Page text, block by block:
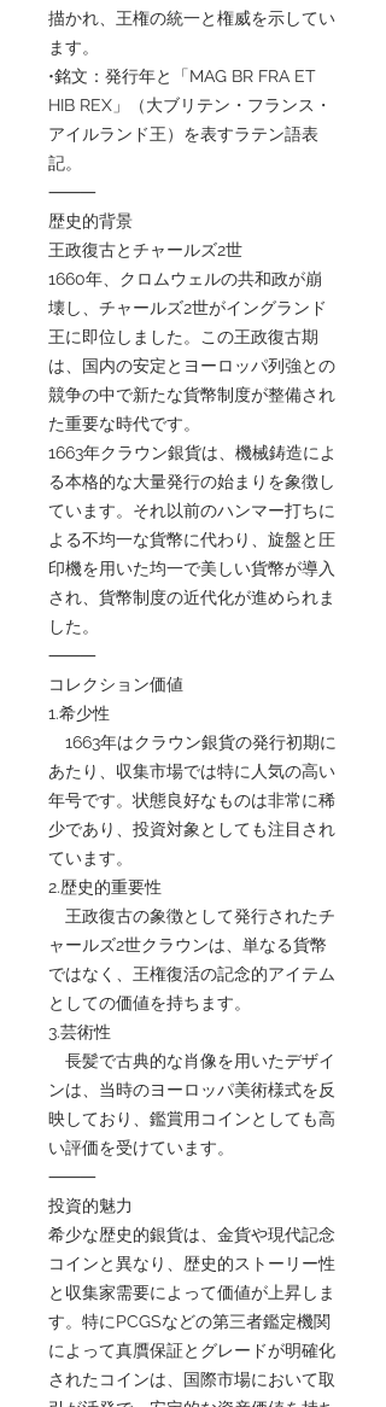
描かれ、王権の統一と権威を示してい
ます。
•銘文：発行年と「MAG BR FRA ET
HIB REX」（大ブリテン・フランス・
アイルランド王）を表すラテン語表
記。
⸻
歴史的背景
王政復古とチャールズ2世
1660年、クロムウェルの共和政が崩
壊し、チャールズ2世がイングランド
王に即位しました。この王政復古期
は、国内の安定とヨーロッパ列強との
競争の中で新たな貨幣制度が整備され
た重要な時代です。
1663年クラウン銀貨は、機械鋳造によ
る本格的な大量発行の始まりを象徴し
ています。それ以前のハンマー打ちに
よる不均一な貨幣に代わり、旋盤と圧
印機を用いた均一で美しい貨幣が導入
され、貨幣制度の近代化が進められま
した。
⸻
コレクション価値
1.希少性
1663年はクラウン銀貨の発行初期に
あたり、収集市場では特に人気の高い
年号です。状態良好なものは非常に稀
少であり、投資対象としても注目され
ています。
2.歴史的重要性
王政復古の象徴として発行されたチ
ャールズ2世クラウンは、単なる貨幣
ではなく、王権復活の記念的アイテム
としての価値を持ちます。
3.芸術性
長髪で古典的な肖像を用いたデザイ
ンは、当時のヨーロッパ美術様式を反
映しており、鑑賞用コインとしても高
い評価を受けています。
⸻
投資的魅力
希少な歴史的銀貨は、金貨や現代記念
コインと異なり、歴史的ストーリー性
と収集家需要によって価値が上昇しま
す。特にPCGSなどの第三者鑑定機関
によって真贋保証とグレードが明確化
されたコインは、国際市場において取